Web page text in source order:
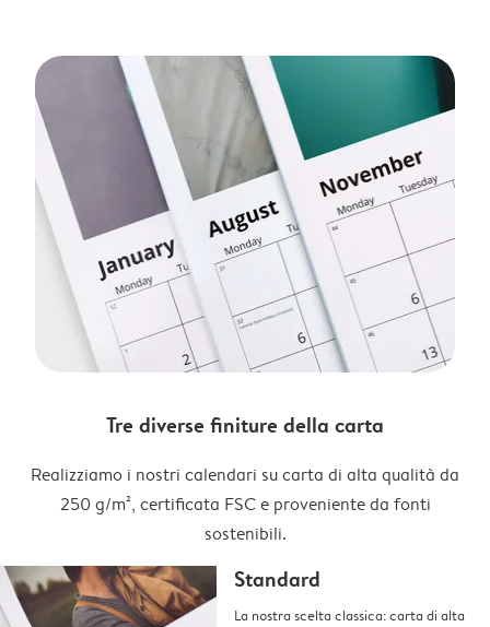
Tre diverse finiture della carta
Realizziamo i nostri calendari su carta di alta qualità da
250 g/m², certificata FSC e proveniente da fonti
sostenibili.
Standard
La nostra scelta classica: carta di alta